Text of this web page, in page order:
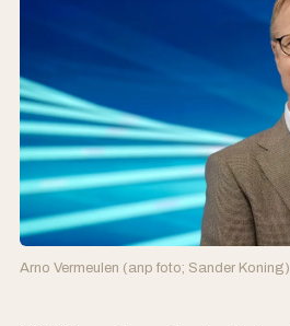
Arno Vermeulen (anp foto; Sander Koning)